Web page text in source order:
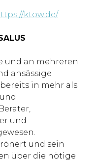
ktow.de/
und an mehreren
ansässige
bereits in mehr als
und
und sein
über die nötige